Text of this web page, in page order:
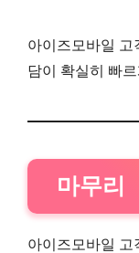
아이즈모바일 고
담이 확실히 빠
마무리
아이즈모바일 고